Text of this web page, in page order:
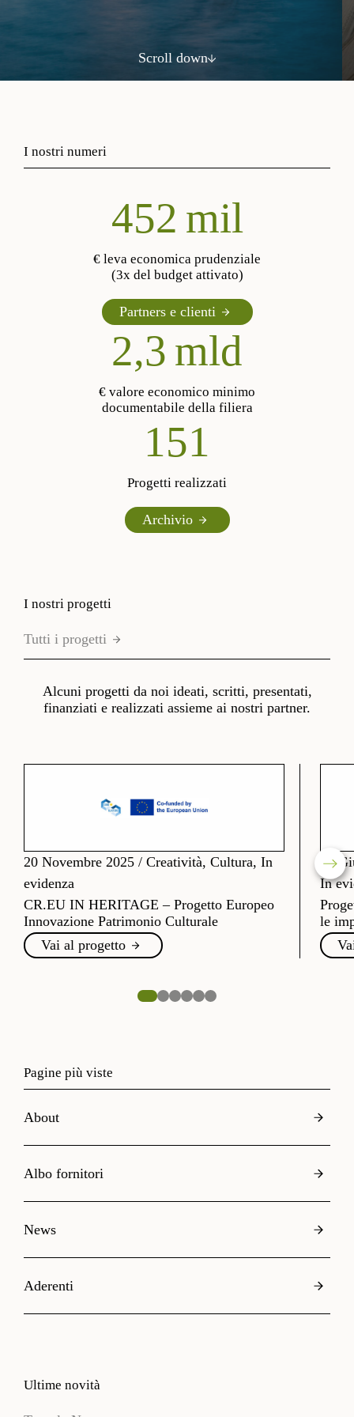
Scroll down
I nostri numeri
560 mil
€ leva economica prudenziale
(3x del budget attivato)
Partners e clienti
2,3 mld
€ valore economico minimo
documentabile della filiera
187
Progetti realizzati
Archivio
I nostri progetti
Tutti i progetti
Alcuni progetti da noi ideati, scritti, presentati,
finanziati e realizzati assieme ai nostri partner.
20 Novembre 2025 / Creatività, Cultura, In
evidenza
CR.EU IN HERITAGE – Progetto Europeo
Innovazione Patrimonio Culturale
Vai al progetto
26
In
le
Pagine più viste
About
Albo fornitori
News
Aderenti
Ultime novità